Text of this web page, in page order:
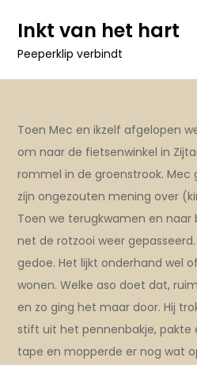
inhoud
Inkt van het hart
Peeperklip verbindt
Toen Mec en ikzelf afgelopen
om naar de fietsenwinkel in
rommel in de groenstrook.
zijn ongezouten mening over
Toen we terugkwamen en naar
net de rotzooi weer gepasseerd.
gedoe. Het lijkt onderhand wel
wonen. Welke aso doet dat,
en zo ging het maar door. Hij
stift uit het pennenbakje, pakte
tape en mopperde er nog wat